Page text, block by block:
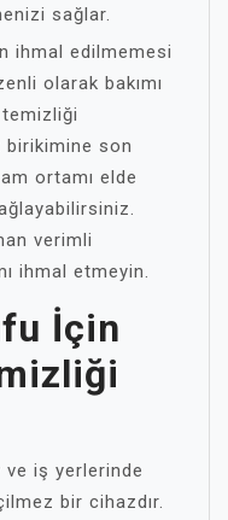
sağlar.
ihmal edilmemesi
olarak bakımı
temizliği
birikimine son
ortamı elde
verimli
ihmal etmeyin.
İçin
ve iş yerlerinde
bir cihazdır.